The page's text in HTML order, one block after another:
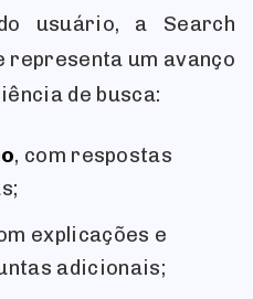
usuário, a Search
representa um avanço
de busca:
, com respostas
explicações e
adicionais;